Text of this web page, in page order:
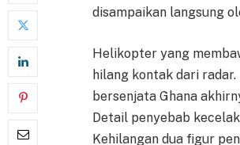
disampaikan langsung
Helikopter yang
hilang kontak dari
bersenjata Ghana
Detail penyebab
Kehilangan dua figur